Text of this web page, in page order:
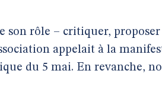
son rôle – critiquer,
appelait à la
du 5 mai. En revanche,